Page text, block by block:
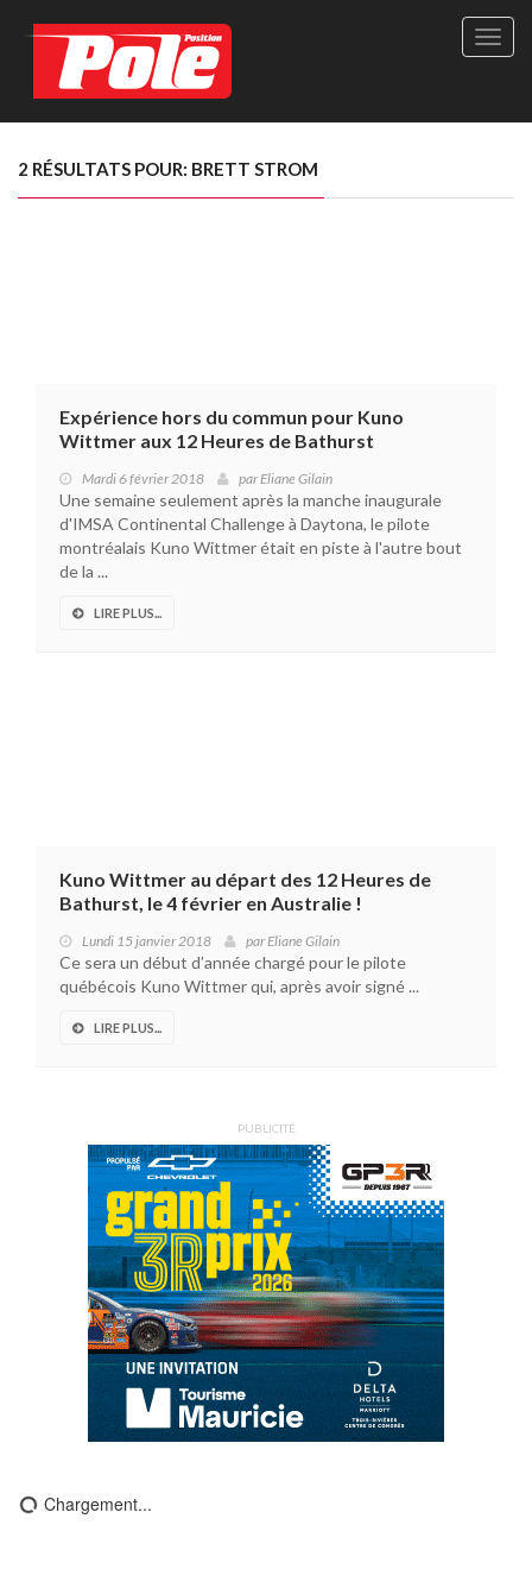
Site
Le
2 RÉSULTATS POUR: BRETT STROM
Expérience hors du commun pour Kuno
Wittmer aux 12 Heures de Bathurst
Mardi 6 février 2018 parEliane Gilain
Une semaine seulement après la manche inaugurale
d'IMSA Continental Challenge à Daytona, le pilote
montréalais Kuno Wittmer était en piste à l'autre bout
de la ...
LIRE PLUS...
Kuno Wittmer au départ des 12 Heures de
Bathurst, le 4 février en Australie !
Lundi 15 janvier 2018 parEliane Gilain
Ce sera un début d’année chargé pour le pilote
québécois Kuno Wittmer qui, après avoir signé ...
LIRE PLUS...
PUBLICITÉ
Chargement...